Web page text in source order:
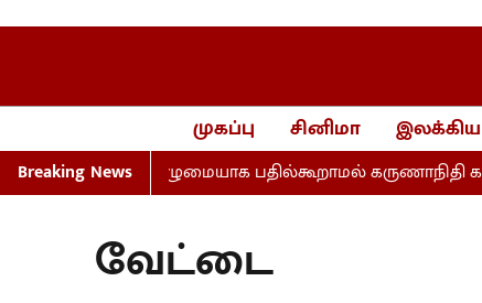
முகப்பு சினிமா
Breaking News
கேள்விகள்... முழுமையாக பதில்கூறாமல் கருணாநிதி
வேட்டை